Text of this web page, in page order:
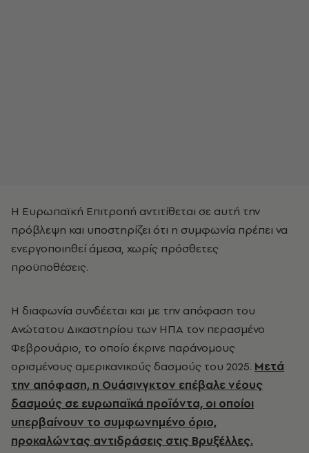
Η Ευρωπαϊκή Επιτροπή αντιτίθεται σε αυτή την
πρόβλεψη και υποστηρίζει ότι η συμφωνία πρέπει να
ενεργοποιηθεί άμεσα, χωρίς πρόσθετες
προϋποθέσεις.
Η διαφωνία συνδέεται και με την απόφαση του
Ανώτατου Δικαστηρίου των ΗΠΑ τον περασμένο
Φεβρουάριο, το οποίο έκρινε παράνομους
ορισμένους αμερικανικούς δασμούς του 2025. Μετά
την απόφαση, η Ουάσινγκτον επέβαλε νέους
δασμούς σε ευρωπαϊκά προϊόντα, οι οποίοι
υπερβαίνουν το συμφωνημένο όριο,
προκαλώντας αντιδράσεις στις Βρυξέλλες.